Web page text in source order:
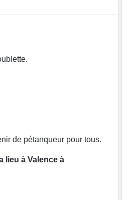
de pétanqueur pour tous.
lieu à Valence à